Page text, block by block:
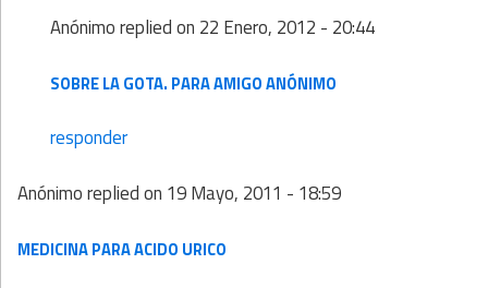
Anónimoreplied on 22 Enero, 2012 - 20:44
SOBRE LA GOTA. PARA AMIGO ANÓNIMO
responder
Anónimoreplied on 19 Mayo, 2011 - 18:59
MEDICINA PARA ACIDO URICO